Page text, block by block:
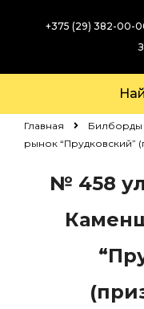
+375 (29) 382-00-
Главная Билборды
рынок “Прудковский”
№ 458